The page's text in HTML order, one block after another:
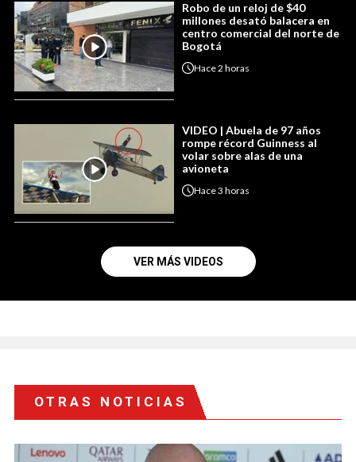
Robo de un reloj de $40
millones desató balacera en
centro comercial del norte de
Bogotá
Hace2 horas
VIDEO | Abuela de 97 años
rompe récord Guinness al
volar sobre alas de una
avioneta
Hace3 horas
VER MÁS VIDEOS
OTRAS NOTICIAS